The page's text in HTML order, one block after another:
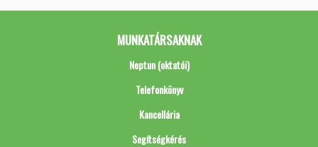
MUNKATÁRSAKNAK
Neptun (oktatói)
Telefonkönyv
Kancellária
Segítségkérés